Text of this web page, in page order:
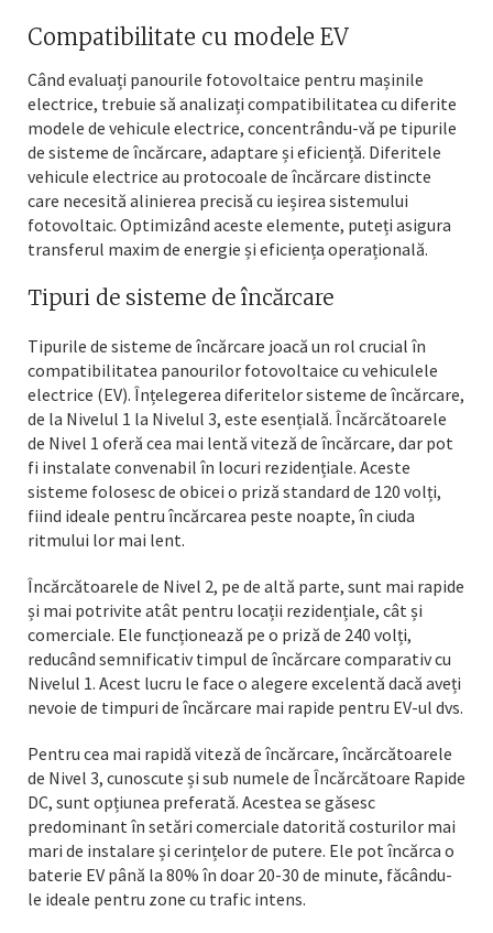
Compatibilitate cu modele EV
Când evaluați panourile fotovoltaice pentru mașinile
electrice, trebuie să analizați compatibilitatea cu diferite
modele de vehicule electrice, concentrându-vă pe tipurile
de sisteme de încărcare, adaptare și eficiență. Diferitele
vehicule electrice au protocoale de încărcare distincte
care necesită alinierea precisă cu ieșirea sistemului
fotovoltaic. Optimizând aceste elemente, puteți asigura
transferul maxim de energie și eficiența operațională.
Tipuri de sisteme de încărcare
Tipurile de sisteme de încărcare joacă un rol crucial în
compatibilitatea panourilor fotovoltaice cu vehiculele
electrice (EV). Înțelegerea diferitelor sisteme de încărcare,
de la Nivelul 1 la Nivelul 3, este esențială. Încărcătoarele
de Nivel 1 oferă cea mai lentă viteză de încărcare, dar pot
fi instalate convenabil în locuri rezidențiale. Aceste
sisteme folosesc de obicei o priză standard de 120 volți,
fiind ideale pentru încărcarea peste noapte, în ciuda
ritmului lor mai lent.
Încărcătoarele de Nivel 2, pe de altă parte, sunt mai rapide
și mai potrivite atât pentru locații rezidențiale, cât și
comerciale. Ele funcționează pe o priză de 240 volți,
reducând semnificativ timpul de încărcare comparativ cu
Nivelul 1. Acest lucru le face o alegere excelentă dacă aveți
nevoie de timpuri de încărcare mai rapide pentru EV-ul dvs.
Pentru cea mai rapidă viteză de încărcare, încărcătoarele
de Nivel 3, cunoscute și sub numele de Încărcătoare Rapide
DC, sunt opțiunea preferată. Acestea se găsesc
predominant în setări comerciale datorită costurilor mai
mari de instalare și cerințelor de putere. Ele pot încărca o
baterie EV până la 80% în doar 20-30 de minute, făcându-
le ideale pentru zone cu trafic intens.